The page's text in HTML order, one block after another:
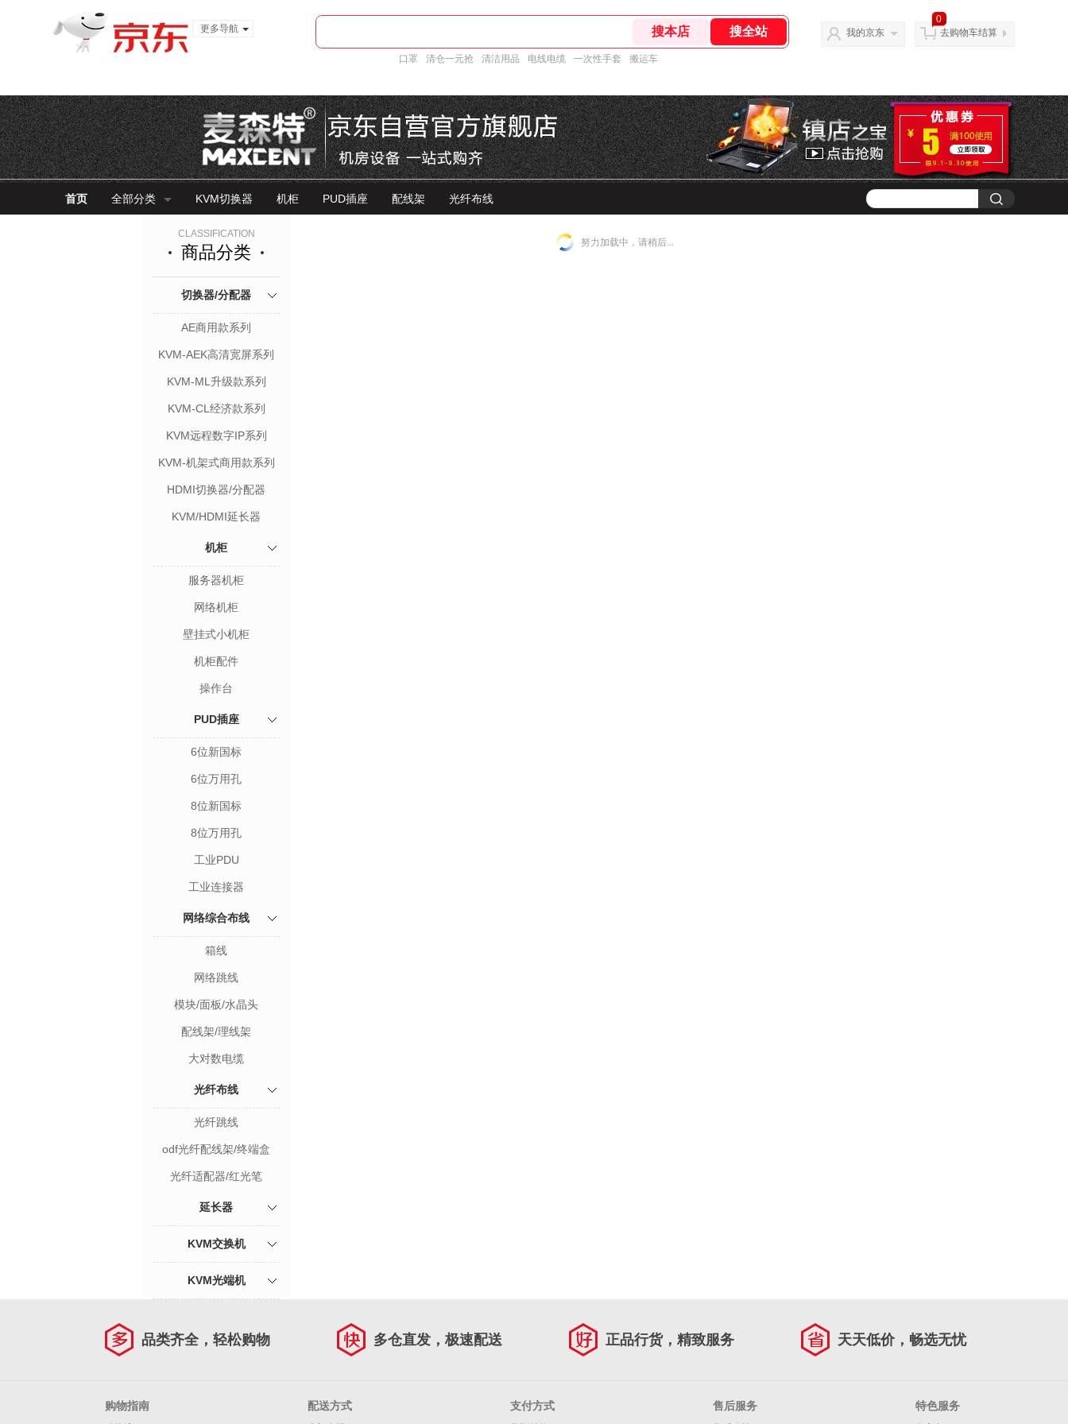
更多导航
口罩 清仓一元抢 清洁用品 电线电缆 一次性手套 搬运车
我的京东
0
去购物车结算
首页 全部分类 KVM切换器 机柜 PUD插座 配线架 光纤布线
CLASSIFICATION
商品分类
切换器/分配器
AE商用款系列
KVM-AEK高清宽屏系列
KVM-ML升级款系列
KVM-CL经济款系列
KVM远程数字IP系列
KVM-机架式商用款系列
HDMI切换器/分配器
KVM/HDMI延长器
机柜
服务器机柜
网络机柜
壁挂式小机柜
机柜配件
操作台
PUD插座
6位新国标
6位万用孔
8位新国标
8位万用孔
工业PDU
工业连接器
网络综合布线
箱线
网络跳线
模块/面板/水晶头
配线架/理线架
大对数电缆
光纤布线
光纤跳线
odf光纤配线架/终端盒
光纤适配器/红光笔
延长器
KVM交换机
KVM光端机
努力加载中，请稍后...
品类齐全，轻松购物 多仓直发，极速配送 正品行货，精致服务 天天低价，畅选无忧
购物指南 配送方式 支付方式 售后服务 特色服务